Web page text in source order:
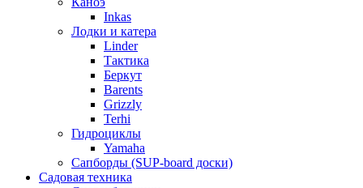
Inkas
Лодки и катера
Linder
Тактика
Беркут
Barents
Grizzly
Terhi
Гидроциклы
Yamaha
Сапборды (SUP-board доски)
Садовая техника